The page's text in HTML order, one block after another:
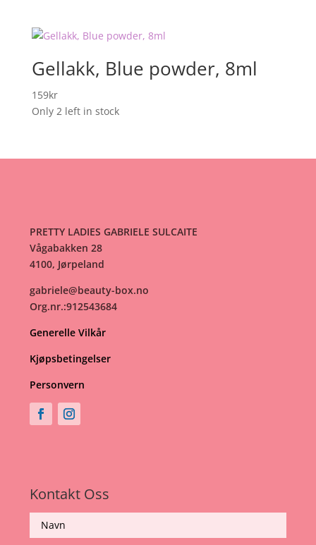
Gellakk, Blue powder, 8ml
159kr
Only 2 left in stock
PRETTY LADIES GABRIELE SULCAITE
Vågabakken 28
4100, Jørpeland
gabriele@beauty-box.no
Org.nr.:912543684
Generelle Vilkår
Kjøpsbetingelser
Personvern
Kontakt Oss